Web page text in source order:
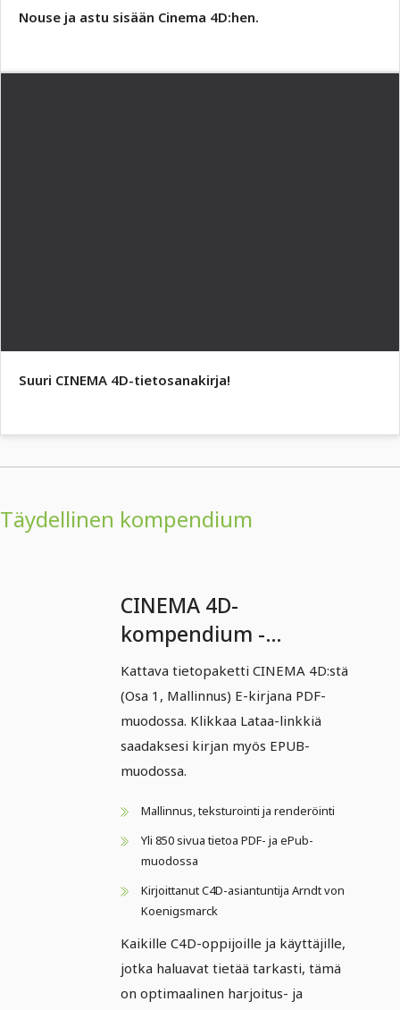
Nouse ja astu sisään Cinema 4D:hen.
Suuri CINEMA 4D-tietosanakirja!
Täydellinen kompendium
CINEMA 4D-
kompendium -
Mallinnus
Kattava tietopaketti CINEMA 4D:stä
(Osa 1, Mallinnus) E-kirjana PDF-
muodossa. Klikkaa Lataa-linkkiä
saadaksesi kirjan myös EPUB-
muodossa.
Mallinnus, teksturointi ja renderöinti
Yli 850 sivua tietoa PDF- ja ePub-
muodossa
Kirjoittanut C4D-asiantuntija Arndt von
Koenigsmarck
Kaikille C4D-oppijoille ja käyttäjille,
jotka haluavat tietää tarkasti, tämä
on optimaalinen harjoitus- ja